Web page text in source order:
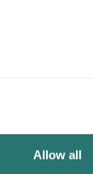
Allow all
billeje direkte fra
din telefon med